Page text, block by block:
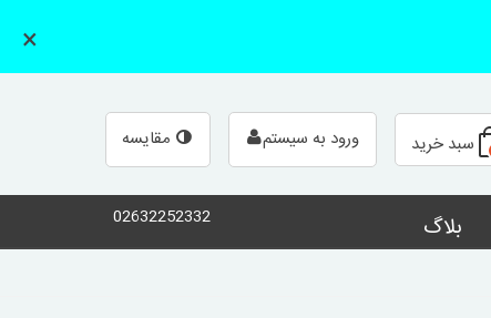
×
سبد خرید ورود به سیستم مقایسه
بلاگ 02632252332